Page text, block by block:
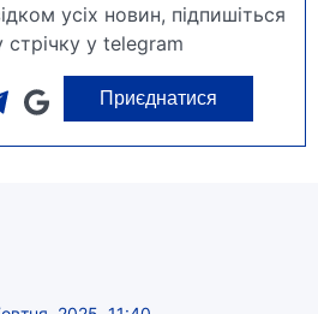
усіх новин, підпишіться
стрічку у telegram
Приєднатися